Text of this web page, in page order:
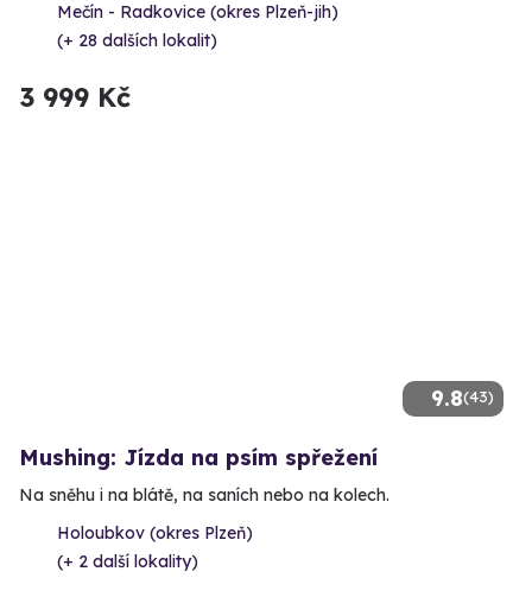
Mečín - Radkovice (okres Plzeň-jih)
(+ 28 dalších lokalit)
3 999 Kč
9.8(43)
Mushing: Jízda na psím spřežení
Na sněhu i na blátě, na saních nebo na kolech.
Holoubkov (okres Plzeň)
(+ 2 další lokality)